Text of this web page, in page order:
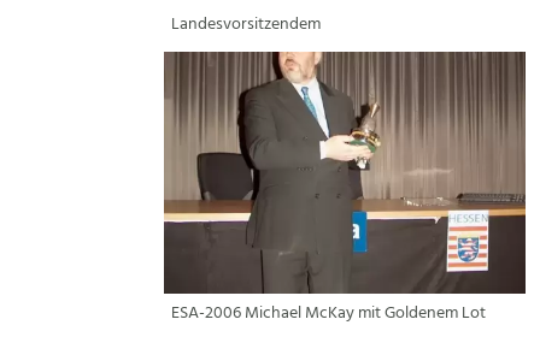
Landesvorsitzendem
ESA-2006 Michael McKay mit Goldenem Lot